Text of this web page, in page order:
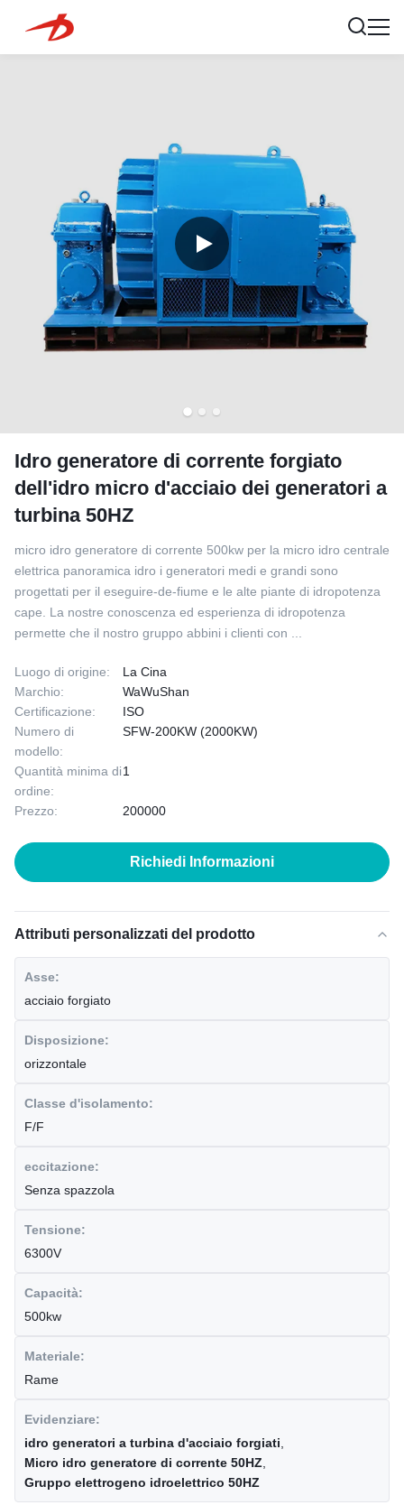
Idro generatore di corrente forgiato
dell'idro micro d'acciaio dei generatori a
turbina 50HZ
micro idro generatore di corrente 500kw per la micro idro centrale
elettrica panoramica idro i generatori medi e grandi sono
progettati per il eseguire-de-fiume e le alte piante di idropotenza
cape. La nostre conoscenza ed esperienza di idropotenza
permette che il nostro gruppo abbini i clienti con ...
Luogo di origine:
La Cina
Marchio:
WaWuShan
Certificazione:
ISO
Numero di
modello:
SFW-200KW (2000KW)
Quantità minima di
ordine:
1
Prezzo: 200000
Richiedi Informazioni
Attributi personalizzati del prodotto
Asse:
acciaio forgiato
Disposizione:
orizzontale
Classe d'isolamento:
F/F
eccitazione:
Senza spazzola
Tensione:
6300V
Capacità:
500kw
Materiale:
Rame
Evidenziare:
idro generatori a turbina d'acciaio forgiati
Micro idro generatore di corrente 50HZ
Gruppo elettrogeno idroelettrico 50HZ